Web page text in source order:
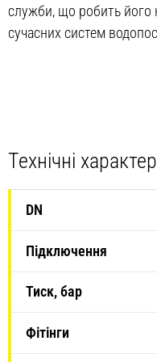
служби, що робить
сучасних систем
Технічні